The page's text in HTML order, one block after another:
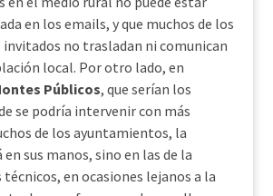
en los emails, y que muchos de los
no trasladan ni comunican
local. Por otro lado, en
Públicos, que serían los
se podría intervenir con más
de los ayuntamientos, la
sus manos, sino en las de la
en ocasiones lejanos a la